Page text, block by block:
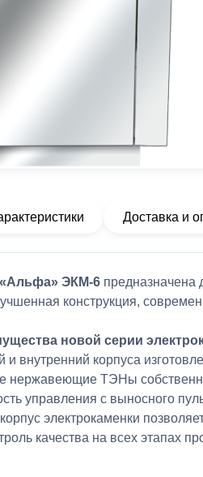
Доставка и
«Альфа» ЭКМ-6 предназначена
конструкция,
новой серии
и внутренний корпуса
нержавеющие ТЭНы
управления с выносного
электрокаменки
качества на всех этапах